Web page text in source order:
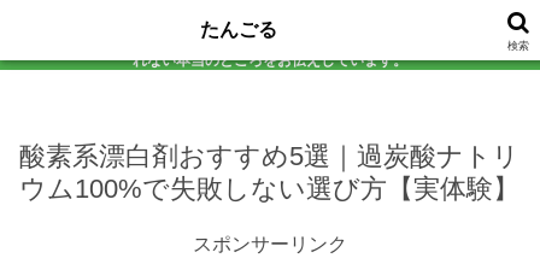
アラフォーの美容と健康を真剣に考える研究所。 気になる食品は必ず自分で試
してから判定！添加物チェックから効果検証まで、 口コミサイトじゃ教えてく
れない本当のところをお伝えしています。
本サイトのコンテンツには、プロモーションが含まれています。
酸素系漂白剤おすすめ5選｜過炭酸ナトリ
ウム100%で失敗しない選び方【実体験】
スポンサーリンク
たんごる
検索